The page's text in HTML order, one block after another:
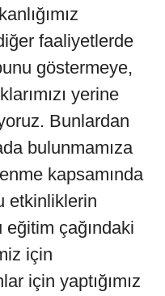
faaliyetlerde
göstermeye,
yerine
Bunlardan
bulunmamıza
kapsamında
etkinliklerin
eğitim çağındaki
için
için yaptığımız